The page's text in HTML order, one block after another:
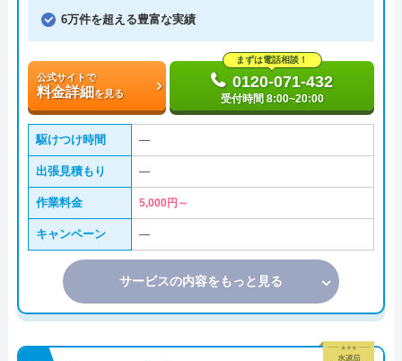
6万件を超える豊富な実績
公式サイトで
料金詳細を見る
まずは電話相談！
0120-071-432
受付時間 8:00~20:00
駆けつけ時間 ―
出張見積もり ―
作業料金 5,000円～
キャンペーン ―
サービスの内容をもっと見る